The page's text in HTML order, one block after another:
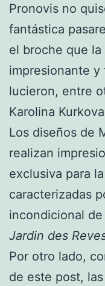
Pronovis no
fantástica
el broche que
impresionante
lucieron, entre
Karolina
Los diseños de
realizan
exclusiva para
caracterizadas
incondicional
Jardin des
Por otro lado,
de este post,